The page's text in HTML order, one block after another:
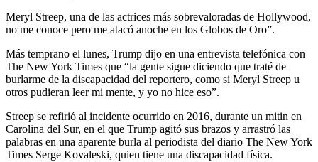
Meryl Streep, una de las actrices más sobrevaloradas de Hollywood,
no me conoce pero me atacó anoche en los Globos de Oro”.
Más temprano el lunes, Trump dijo en una entrevista telefónica con
The New York Times que “la gente sigue diciendo que traté de
burlarme de la discapacidad del reportero, como si Meryl Streep u
otros pudieran leer mi mente, y yo no hice eso”.
Streep se refirió al incidente ocurrido en 2016, durante un mitin en
Carolina del Sur, en el que Trump agitó sus brazos y arrastró las
palabras en una aparente burla al periodista del diario The New York
Times Serge Kovaleski, quien tiene una discapacidad física.